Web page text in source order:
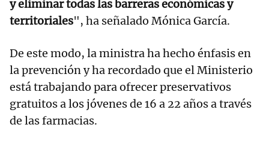
y eliminar todas las barreras económicas y
territoriales", ha señalado Mónica García.
De este modo, la ministra ha hecho énfasis en
la prevención y ha recordado que el Ministerio
está trabajando para ofrecer preservativos
gratuitos a los jóvenes de 16 a 22 años a través
de las farmacias.